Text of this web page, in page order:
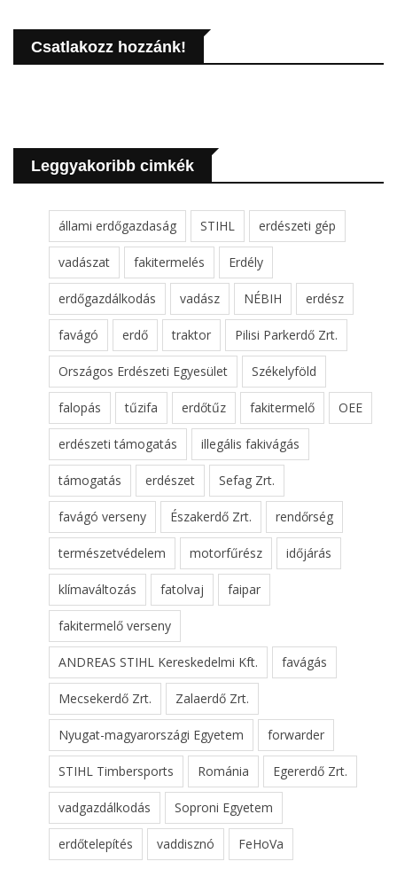
Csatlakozz hozzánk!
Leggyakoribb cimkék
állami erdőgazdaság STIHL erdészeti gép
vadászat fakitermelés Erdély
erdőgazdálkodás vadász NÉBIH erdész
favágó erdő traktor Pilisi Parkerdő Zrt.
Országos Erdészeti Egyesület Székelyföld
falopás tűzifa erdőtűz fakitermelő OEE
erdészeti támogatás illegális fakivágás
támogatás erdészet Sefag Zrt.
favágó verseny Északerdő Zrt. rendőrség
természetvédelem motorfűrész időjárás
klímaváltozás fatolvaj faipar
fakitermelő verseny
ANDREAS STIHL Kereskedelmi Kft. favágás
Mecsekerdő Zrt. Zalaerdő Zrt.
Nyugat-magyarországi Egyetem forwarder
STIHL Timbersports Románia Egererdő Zrt.
vadgazdálkodás Soproni Egyetem
erdőtelepítés vaddisznó FeHoVa